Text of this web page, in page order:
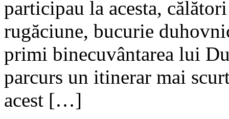
participau la acesta,
rugăciune, bucurie
primi binecuvântarea lui
parcurs un itinerar mai
acest […]